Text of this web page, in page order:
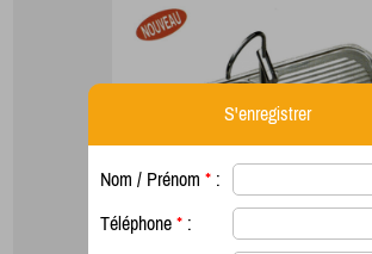
S'enregistrer
Nom / Prénom * :
Téléphone * :